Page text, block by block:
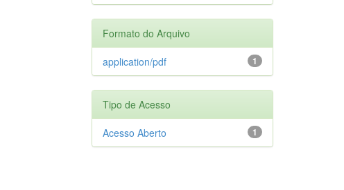
Formato do Arquivo
1
application/pdf
Tipo de Acesso
1
Acesso Aberto